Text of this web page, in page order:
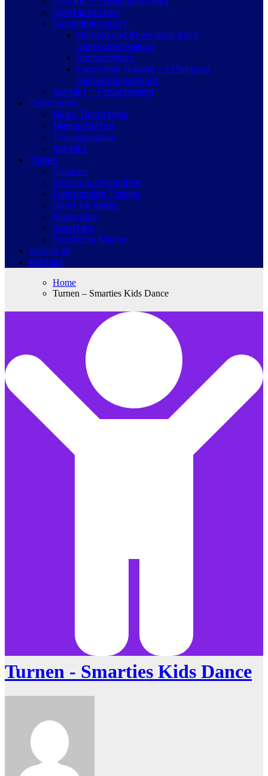
Sportabzeichen
Gesundheitssport
Haltung und Bewegung durch
Ganzkörpertraining
Rückenfitkurs
Functional Training – Effektives
Ganzkörperworkout
Kontakt – Probetraining
Tischtennis
News Tischtennis
Mannschaften
Trainingszeiten
Kontakt
Turnen
Gruppen
Fitness & Gesundheit
Funktionales Training
Sport für Kinder
Kindertanz
Showtanz
Sportliche Männer
Volleyball
Kontakt
Home
Turnen – Smarties Kids Dance
Turnen - Smarties Kids Dance